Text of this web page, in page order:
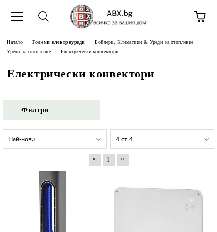
Начало Големи електроуреди
Бойлери, Климатици & Уреди за отопление
Уреди за отопление
Електрически конвектори
Електрически конвектори
Филтри
« 1 »